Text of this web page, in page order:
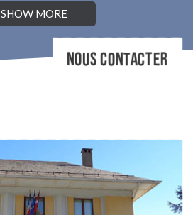
SHOW MORE
NOUS CONTACTER